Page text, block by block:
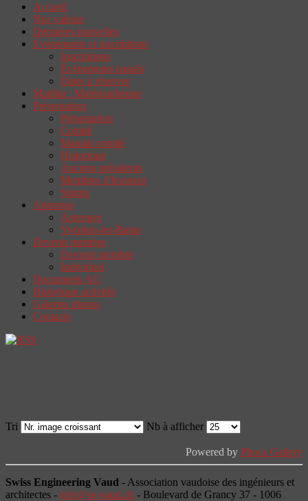
Accueil
Nos valeurs
Dernières nouvelles
Événements et inscriptions
Inscriptions
Événements passés
Dates à réserver
Matilda : Matériauthèque
Présentation
Présentation
Comité
Mandat comité
Historique
Anciens présidents
Membres d'honneur
Statuts
Antennes
Antennes
Yverdon-les-Bains
Devenir membre
Devenir membre
Individuel
Documents AG
Historique activités
Galeries photos
Contacts
Tri Nb à afficher
Powered by Phoca Gallery
Swiss Engineering Vaud - Association vaudoise des ingénieurs et
architectes - info@se-vaud.ch - Boulevard de Grancy 37 - 1006